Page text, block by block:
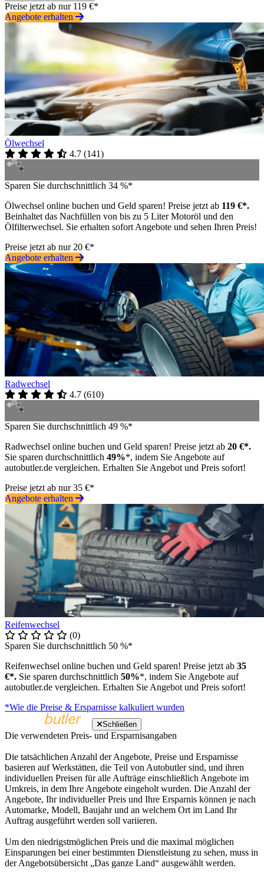
Preise jetzt ab nur 119 €*
Angebote erhalten
Ölwechsel
4.7 (141)
Sparen Sie durchschnittlich 34 %*
Ölwechsel online buchen und Geld sparen! Preise jetzt ab 119 €*.
Beinhaltet das Nachfüllen von bis zu 5 Liter Motoröl und den
Ölfilterwechsel. Sie erhalten sofort Angebote und sehen Ihren Preis!
Preise jetzt ab nur 20 €*
Angebote erhalten
Radwechsel
4.7 (610)
Sparen Sie durchschnittlich 49 %*
Radwechsel online buchen und Geld sparen! Preise jetzt ab 20 €*.
Sie sparen durchschnittlich 49%*, indem Sie Angebote auf
autobutler.de vergleichen. Erhalten Sie Angebot und Preis sofort!
Preise jetzt ab nur 35 €*
Angebote erhalten
Reifenwechsel
(0)
Sparen Sie durchschnittlich 50 %*
Reifenwechsel online buchen und Geld sparen! Preise jetzt ab 35
€*. Sie sparen durchschnittlich 50%*, indem Sie Angebote auf
autobutler.de vergleichen. Erhalten Sie Angebot und Preis sofort!
*Wie die Preise & Ersparnisse kalkuliert wurden
Schließen
Die verwendeten Preis- und Ersparnisangaben
Die tatsächlichen Anzahl der Angebote, Preise und Ersparnisse
basieren auf Werkstätten, die Teil von Autobutler sind, und ihren
individuellen Preisen für alle Aufträge einschließlich Angebote im
Umkreis, in dem Ihre Angebote eingeholt wurden. Die Anzahl der
Angebote, Ihr individueller Preis und Ihre Ersparnis können je nach
Automarke, Modell, Baujahr und an welchem Ort im Land Ihr
Auftrag ausgeführt werden soll variieren.
Um den niedrigstmöglichen Preis und die maximal möglichen
Einsparungen bei einer bestimmten Dienstleistung zu sehen, muss in
der Angebotsübersicht „Das ganze Land“ ausgewählt werden.